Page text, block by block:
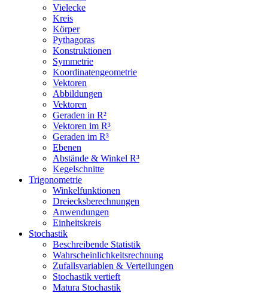
Vielecke
Kreis
Körper
Pythagoras
Konstruktionen
Symmetrie
Koordinatengeometrie
Vektoren
Abbildungen
Vektoren
Geraden in R²
Vektoren im R³
Geraden im R³
Ebenen
Abstände & Winkel R³
Kegelschnitte
Trigonometrie
Winkelfunktionen
Dreiecksberechnungen
Anwendungen
Einheitskreis
Stochastik
Beschreibende Statistik
Wahrscheinlichkeitsrechnung
Zufallsvariablen & Verteilungen
Stochastik vertieft
Matura Stochastik